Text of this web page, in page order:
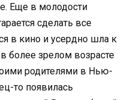
Еще в молодости
сделать все
в кино и усердно шла к
более зрелом возрасте
родителями в Нью-
то появилась